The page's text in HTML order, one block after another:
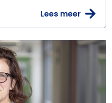
Lees meer